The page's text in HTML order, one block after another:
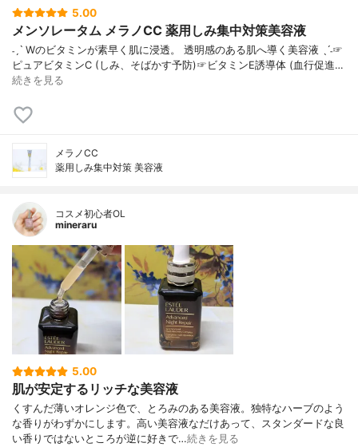
5.00
メンソレータム メラノCC 薬用しみ集中対策美容液
˗ˏˋ Wのビタミンが素早く肌に浸透。 透明感のある肌へ導く美容液 ˎˊ˗☞
ピュアビタミンC (しみ、そばかす予防)☞ビタミンE誘導体 (血行促進…
続きを見る
メラノCC
薬用しみ集中対策 美容液
コスメ初心者OL
mineraru
5.00
肌が安定するリッチな美容液
くすんだ薄いオレンジ色で、とろみのある美容液。独特なハーブのよう
な香りがわずかにします。高い美容液なだけあって、スタンダードな良
い香りではないところが逆に好きで…続きを見る